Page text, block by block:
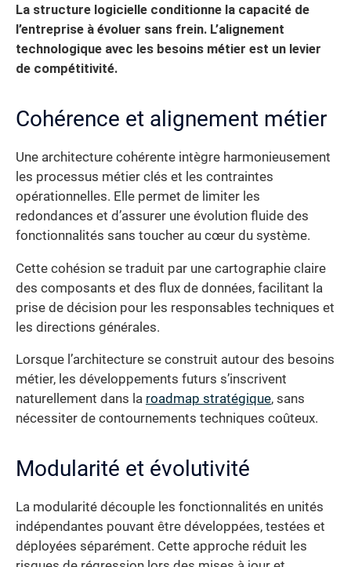
La structure logicielle conditionne la capacité de
l’entreprise à évoluer sans frein. L’alignement
technologique avec les besoins métier est un levier
de compétitivité.
Cohérence et alignement métier
Une architecture cohérente intègre harmonieusement
les processus métier clés et les contraintes
opérationnelles. Elle permet de limiter les
redondances et d’assurer une évolution fluide des
fonctionnalités sans toucher au cœur du système.
Cette cohésion se traduit par une cartographie claire
des composants et des flux de données, facilitant la
prise de décision pour les responsables techniques et
les directions générales.
Lorsque l’architecture se construit autour des besoins
métier, les développements futurs s’inscrivent
naturellement dans la roadmap stratégique, sans
nécessiter de contournements techniques coûteux.
Modularité et évolutivité
La modularité découple les fonctionnalités en unités
indépendantes pouvant être développées, testées et
déployées séparément. Cette approche réduit les